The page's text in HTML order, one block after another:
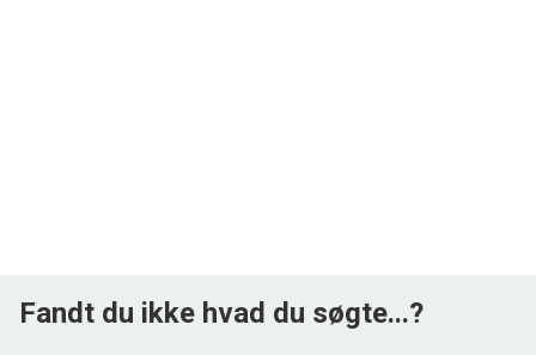
Fandt du ikke hvad du søgte...?